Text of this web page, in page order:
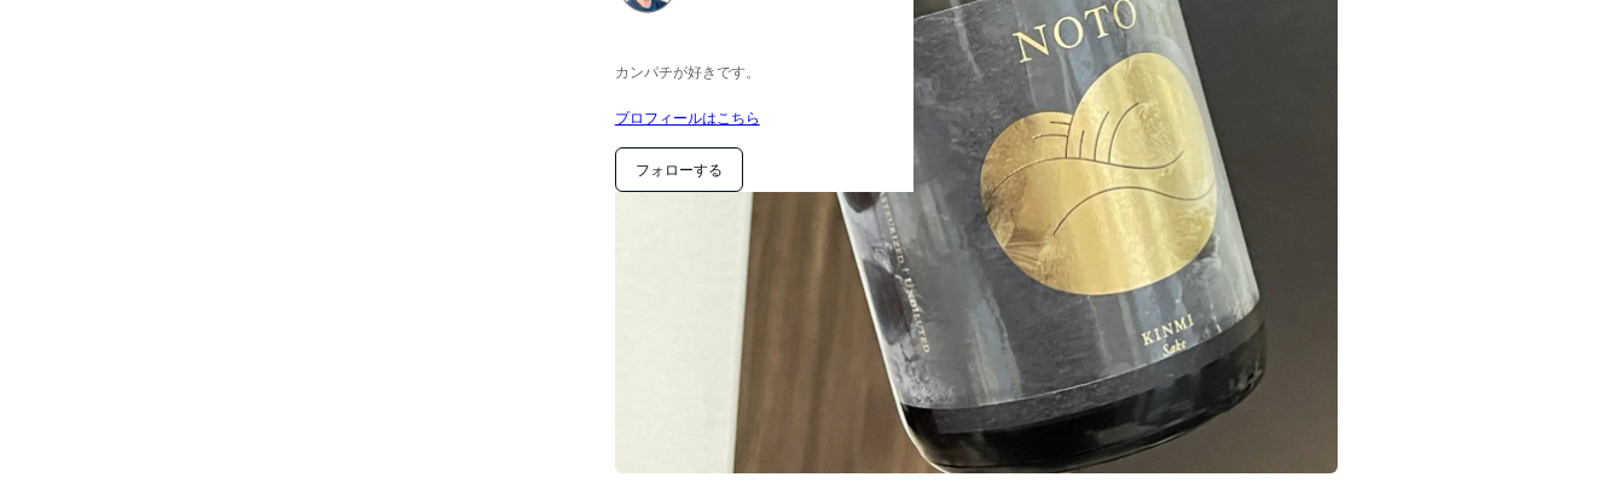
カンパチが好きです。
プロフィールはこちら
フォローする